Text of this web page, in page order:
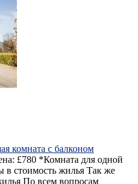
комната с балконом
£780 *Комната для одной
в стоимость жилья Так же
По всем вопросам